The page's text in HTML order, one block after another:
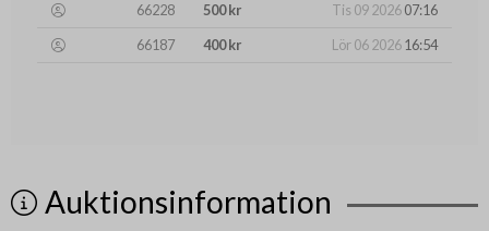
66228
500 kr Tis 09 202607:16
66187
400 kr Lör 06 202616:54
Auktionsinformation